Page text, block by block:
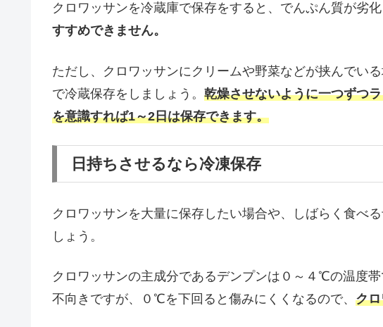
クロワッサンを冷蔵庫で保存をすると、でんぷん質が劣
すすめできません。
ただし、クロワッサンにクリームや野菜などが挟んでい
で冷蔵保存をしましょう。 乾燥させないように一つずつ
を意識すれば1～2日は保存できます。
日持ちさせるなら冷凍保存
クロワッサンを大量に保存したい場合や、しばらく食べ
しょう。
クロワッサンの主成分であるデンプンは０～４℃の温度
不向きですが、０℃を下回ると傷みにくくなるので、 ク